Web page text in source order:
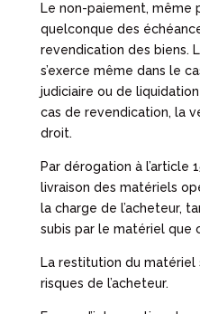
Le non-paiement, même
quelconque des
revendication des biens.
s’exerce même dans le
judiciaire ou de liquidation
cas de revendication, la
droit.
Par dérogation à l’article
livraison des matériels
la charge de l’acheteur,
subis par le matériel que
La restitution du matériel
risques de l’acheteur.